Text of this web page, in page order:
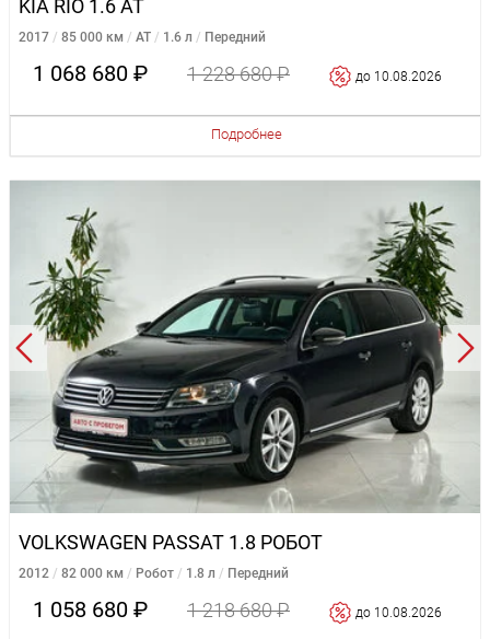
KIA RIO 1.6 AT
2017 85 000 км AT 1.6 л Передний
1 068 680 ₽ 1 228 680 ₽ до 10.08.2026
Подробнее
VOLKSWAGEN PASSAT 1.8 РОБОТ
2012 82 000 км Робот 1.8 л Передний
1 058 680 ₽ 1 218 680 ₽ до 10.08.2026